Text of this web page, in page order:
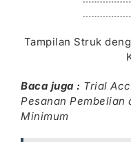
Tampilan Struk
Baca juga : Trial
Pesanan Pembelian
Minimum